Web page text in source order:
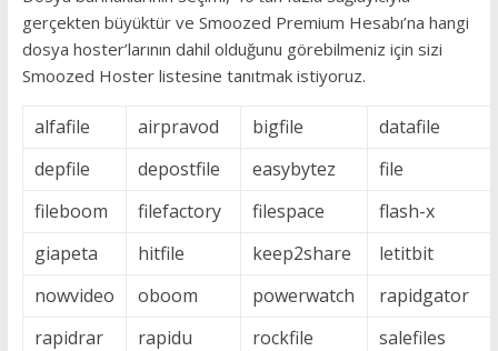
gerçekten büyüktür ve Smoozed Premium Hesabı’na hangi
dosya hoster’larının dahil olduğunu görebilmeniz için sizi
Smoozed Hoster listesine tanıtmak istiyoruz.
alfafile airpravod bigfile
datafile
depfile
depostfile easybytez
file
fileboom
filefactory filespace
flash-x
giapeta
hitfile keep2share
letitbit
nowvideo
oboom powerwatch
rapidgator
rapidrar
rapidu rockfile
salefiles